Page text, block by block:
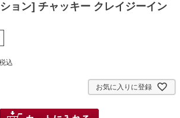
ョン] チャッキー クレイジーイン
込
お気に入りに登録